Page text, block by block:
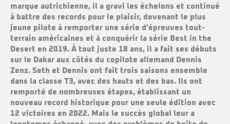
marque autrichienne, il a gravi les échelons et continué
à battre des records pour le plaisir, devenant le plus
jeune pilote à remporter une série d'épreuves tout-
terrain américaines et à conquérir la série Best in the
Desert en 2019. À tout juste 18 ans, il a fait ses débuts
sur le Dakar aux côtés du copilote allemand Dennis
Zenz. Seth et Dennis ont fait trois saisons ensemble
dans la classe T3, avec des hauts et des bas. Ils ont
remporté de nombreuses étapes, établissant un
nouveau record historique pour une seule édition avec
12 victoires en 2022. Mais le succès global leur a